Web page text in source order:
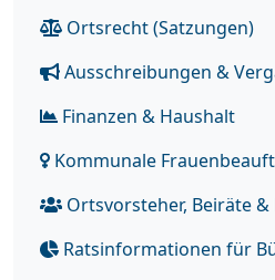
Ortsrecht (Satzungen)
Ausschreibungen &
Finanzen & Haushalt
Kommunale
Ortsvorsteher, Beiräte
Ratsinformationen für